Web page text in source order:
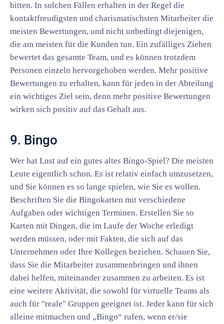
bitten. In solchen Fällen erhalten in der Regel die
kontaktfreudigsten und charismatischsten Mitarbeiter die
meisten Bewertungen, und nicht unbedingt diejenigen,
die am meisten für die Kunden tun. Ein zufälliges Ziehen
bewertet das gesamte Team, und es können trotzdem
Personen einzeln hervorgehoben werden. Mehr positive
Bewertungen zu erhalten, kann für jeden in der Abteilung
ein wichtiges Ziel sein, denn mehr positive Bewertungen
wirken sich positiv auf das Gehalt aus.
9. Bingo
Wer hat Lust auf ein gutes altes Bingo-Spiel? Die meisten
Leute eigentlich schon. Es ist relativ einfach umzusetzen,
und Sie können es so lange spielen, wie Sie es wollen.
Beschriften Sie die Bingokarten mit verschiedene
Aufgaben oder wichtigen Terminen. Erstellen Sie so
Karten mit Dingen, die im Laufe der Woche erledigt
werden müssen, oder mit Fakten, die sich auf das
Unternehmen oder Ihre Kollegen beziehen. Schauen Sie,
dass Sie die Mitarbeiter zusammenbringen und ihnen
dabei helfen, miteinander zusammen zu arbeiten. Es ist
eine weitere Aktivität, die sowohl für virtuelle Teams als
auch für "reale" Gruppen geeignet ist. Jeder kann für sich
alleine mitmachen und „Bingo“ rufen, wenn er/sie